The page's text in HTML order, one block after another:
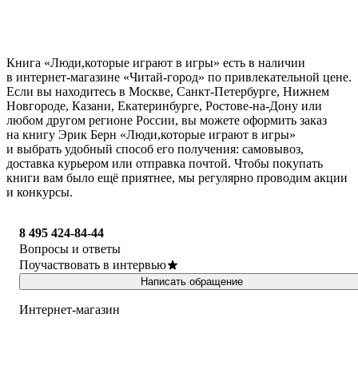
Книга «Люди,которые играют в игры» есть в наличии
в интернет-магазине «Читай-город» по привлекательной цене.
Если вы находитесь в Москве, Санкт-Петербурге, Нижнем
Новгороде, Казани, Екатеринбурге, Ростове-на-Дону или
любом другом регионе России, вы можете оформить заказ
на книгу Эрик Берн «Люди,которые играют в игры»
и выбрать удобный способ его получения: самовывоз,
доставка курьером или отправка почтой. Чтобы покупать
книги вам было ещё приятнее, мы регулярно проводим акции
и конкурсы.
8 495 424-84-44
Вопросы и ответы
Поучаствовать в интервью
Написать обращение
Интернет-магазин